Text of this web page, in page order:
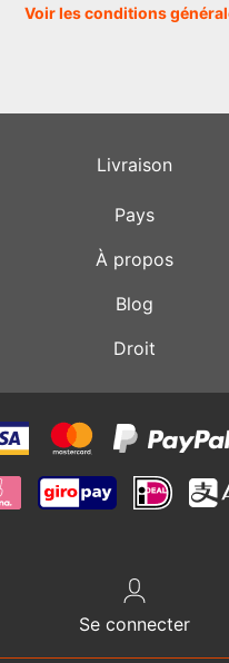
Voir les conditions
Livraison
Pays
À propos
Blog
Droit
Se connecter